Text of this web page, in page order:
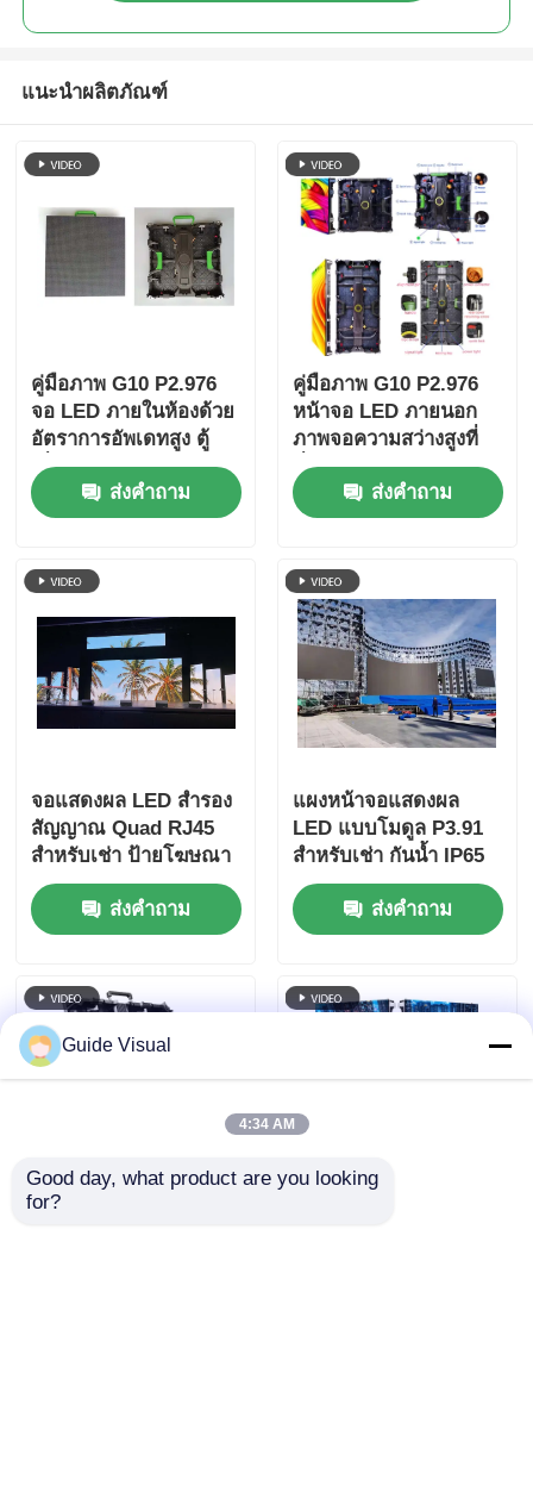
แนะนำผลิตภัณฑ์
คู่มือภาพ G10 P2.976
จอ LED ภายในห้องด้วย
อัตราการอัพเดทสูง ตู้
เชื่อมต่อแบบแข็งแรง
สําหรับให้เช่าและงาน
ส่งคำถาม
คู่มือภาพ G10 P2.976
หน้าจอ LED ภายนอก
ภาพจอความสว่างสูงที่
มั่นคงสําหรับการใช้งาน
ภายนอกทางการค้า
ส่งคำถาม
จอแสดงผล LED สำรอง
สัญญาณ Quad RJ45
สำหรับเช่า ป้ายโฆษณา
ส่งคำถาม
แผงหน้าจอแสดงผล
LED แบบโมดูล P3.91
สำหรับเช่า กันน้ำ IP65
OEM
ส่งคำถาม
Guide Visual
4:34 AM
Good day, what product are you looking
for?